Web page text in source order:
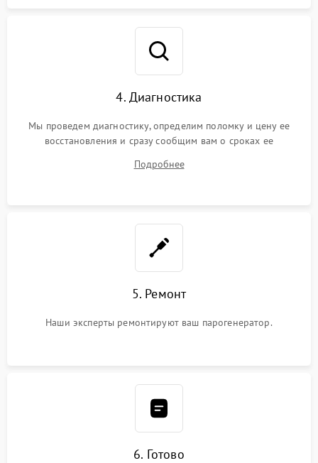
4. Диагностика
Мы проведем диагностику, определим поломку и цену ее
восстановления и сразу сообщим вам о сроках ее
Подробнее
5. Ремонт
Наши эксперты ремонтируют ваш парогенератор.
6. Готово